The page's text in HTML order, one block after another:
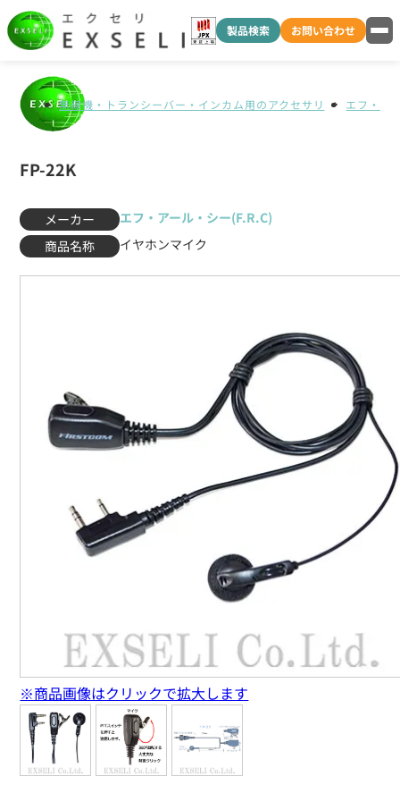
製品検索 お問い合わせ
無線機・トランシーバー・インカム用のアクセサリ エフ・ア
FP-22K
メーカー
エフ・アール・シー(F.R.C)
商品名称
イヤホンマイク
※商品画像はクリックで拡大します